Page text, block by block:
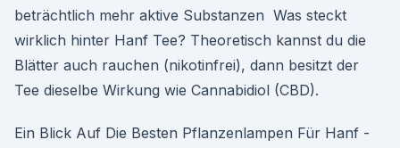
beträchtlich mehr aktive Substanzen Was steckt
wirklich hinter Hanf Tee? Theoretisch kannst du die
Blätter auch rauchen (nikotinfrei), dann besitzt der
Tee dieselbe Wirkung wie Cannabidiol (CBD).
Ein Blick Auf Die Besten Pflanzenlampen Für Hanf -